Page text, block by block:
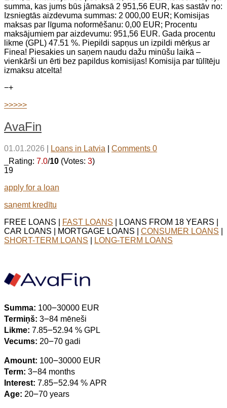
summa, kas jums būs jāmaksā 2 951,56 EUR, kas sastāv no:
Izsniegtās aizdevuma summas: 2 000,00 EUR; Komisijas
maksas par līguma noformēšanu: 0,00 EUR; Procentu
maksājumiem par aizdevumu: 951,56 EUR. Gada procentu
likme (GPL) 47.51 %. Piepildi sapņus un izpildi mērķus ar
Finea! Piesakies un saņem naudu dažu minūšu laikā –
vienkārši un ērti bez papildus komisijas! Komisija par tūlītēju
izmaksu atcelta!
−+
>>>>>
AvaFin
01.01.2026 Loans in Latvia
Comments 0
_Rating: 7.0/10 (Votes: 3)
19
apply for a loan
saņemt kredītu
FREE LOANS |
FAST LOANS | LOANS FROM 18 YEARS |
CAR LOANS | MORTGAGE LOANS | CONSUMER LOANS
SHORT-TERM LOANS
LONG-TERM LOANS
Summa: 100౼30000 EUR
Termiņš: 3౼84 mēneši
Likme: 7.85౼52.94 % GPL
Vecums: 20౼70 gadi
Amount: 100౼30000 EUR
Term: 3౼84 months
Interest: 7.85౼52.94 % APR
Age: 20౼70 years